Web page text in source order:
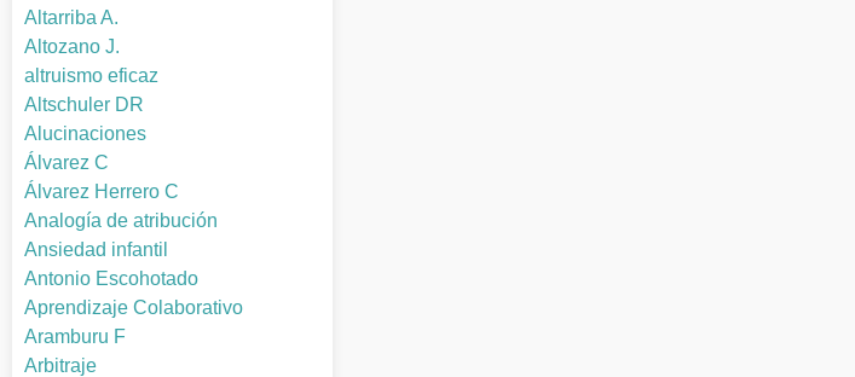
Altarriba A.
Altozano J.
altruismo eficaz
Altschuler DR
Alucinaciones
Álvarez C
Álvarez Herrero C
Analogía de atribución
Ansiedad infantil
Antonio Escohotado
Aprendizaje Colaborativo
Aramburu F
Arbitraje